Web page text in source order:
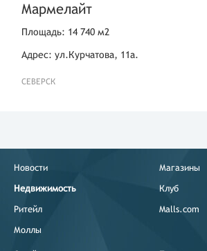
Мармелайт
Площадь: 14 740 м2
Адрес: ул.Курчатова, 11а.
СЕВЕРСК
Новости
Недвижимость
Ритейл
Моллы
Магазины
Клуб
Malls.com